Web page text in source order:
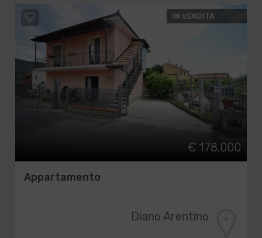
IN VENDITA
€ 178.000
Appartamento
Diano Arentino